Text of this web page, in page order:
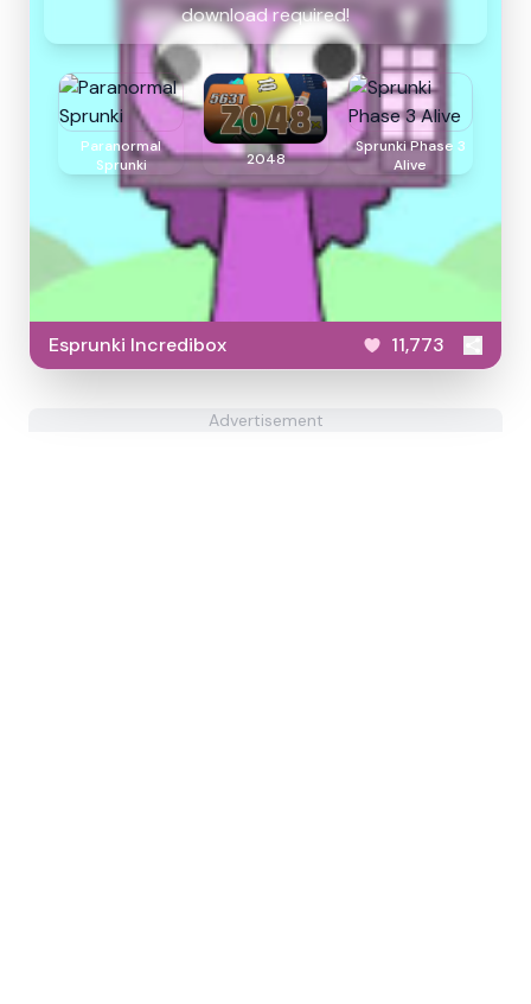
download required!
Paranormal
Sprunki
2048
Sprunki Phase 3
Alive
Esprunki Incredibox 11,773
Advertisement